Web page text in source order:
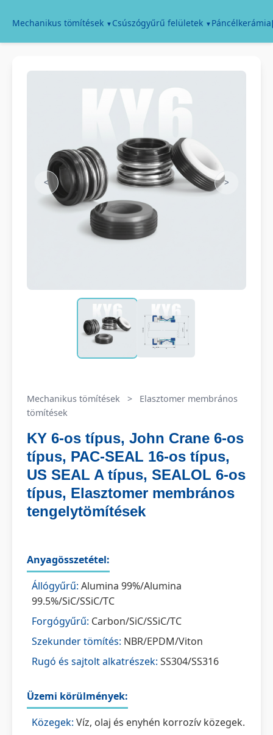
Mechanikus tömítések Csúszógyűrű felületek Páncélkerámia
< >
Mechanikus tömítések >
Elasztomer membrános
tömítések
KY 6-os típus, John Crane 6-os
típus, PAC-SEAL 16-os típus,
US SEAL A típus, SEALOL 6-os
típus, Elasztomer membrános
tengelytömítések
Anyagösszetétel:
Állógyűrű: Alumina 99%/Alumina
99.5%/SiC/SSiC/TC
Forgógyűrű: Carbon/SiC/SSiC/TC
Szekunder tömítés: NBR/EPDM/Viton
Rugó és sajtolt alkatrészek: SS304/SS316
Üzemi körülmények:
Közegek: Víz, olaj és enyhén korrozív közegek.